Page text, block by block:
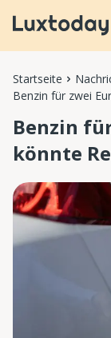
Startseite
Benzin für zwei
Benzin
könnte